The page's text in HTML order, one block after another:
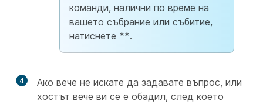
команди, налични по време на
вашето събрание или събитие,
натиснете **.
4
Ако вече не искате да задавате въпрос, или
хостът вече ви се е обадил, след което